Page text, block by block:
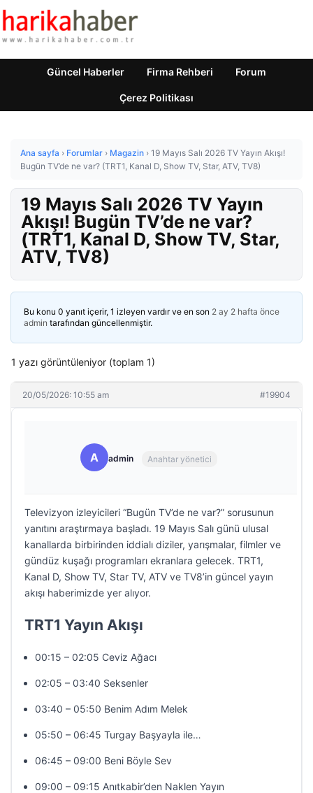
Güncel Haberler Firma Rehberi Forum
Çerez Politikası
Ana sayfa › Forumlar › Magazin › 19 Mayıs Salı 2026 TV Yayın Akışı!
Bugün TV’de ne var? (TRT1, Kanal D, Show TV, Star, ATV, TV8)
19 Mayıs Salı 2026 TV Yayın
Akışı! Bugün TV’de ne var?
(TRT1, Kanal D, Show TV, Star,
ATV, TV8)
Bu konu 0 yanıt içerir, 1 izleyen vardır ve en son 2 ay 2 hafta önce
admin tarafından güncellenmiştir.
1 yazı görüntüleniyor (toplam 1)
20/05/2026: 10:55 am #19904
A admin Anahtar yönetici
Televizyon izleyicileri “Bugün TV’de ne var?” sorusunun
yanıtını araştırmaya başladı. 19 Mayıs Salı günü ulusal
kanallarda birbirinden iddialı diziler, yarışmalar, filmler ve
gündüz kuşağı programları ekranlara gelecek. TRT1,
Kanal D, Show TV, Star TV, ATV ve TV8’in güncel yayın
akışı haberimizde yer alıyor.
TRT1 Yayın Akışı
00:15 – 02:05 Ceviz Ağacı
02:05 – 03:40 Seksenler
03:40 – 05:50 Benim Adım Melek
05:50 – 06:45 Turgay Başyayla ile…
06:45 – 09:00 Beni Böyle Sev
09:00 – 09:15 Anıtkabir’den Naklen Yayın